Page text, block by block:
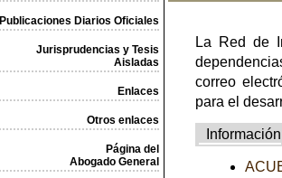
Publicaciones Diarios Oficiales
Jurisprudencias y Tesis
Aisladas
Enlaces
Otros enlaces
Página del
Abogado General
La Red de
correo
para el
Información